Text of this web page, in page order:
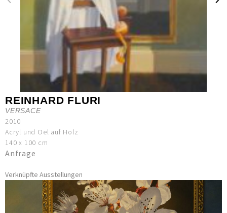
REINHARD FLURI
VERSACE
2010
Acryl und Oel auf Holz
140 x 100 cm
Anfrage
Verknüpfte Ausstellungen